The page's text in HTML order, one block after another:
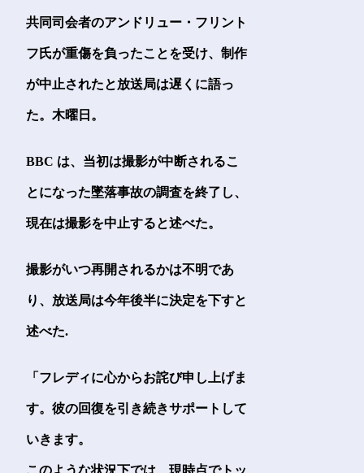
共同司会者のアンドリュー・フリント
フ氏が重傷を負ったことを受け、制作
が中止されたと放送局は遅くに語っ
た。木曜日。
BBC は、当初は撮影が中断されるこ
とになった墜落事故の調査を終了し、
現在は撮影を中止すると述べた。
撮影がいつ再開されるかは不明であ
り、放送局は今年後半に決定を下すと
述べた.
「フレディに心からお詫び申し上げま
す。彼の回復を引き続きサポートして
いきます。
このような状況下では、現時点でトッ